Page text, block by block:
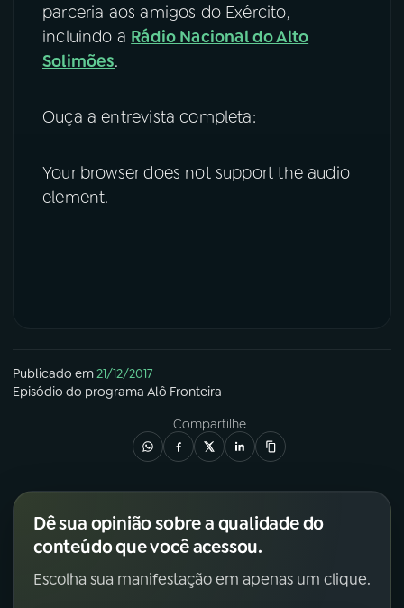
parceria aos amigos do Exército,
incluindo a Rádio Nacional do Alto
Solimões.
Ouça a entrevista completa:
Your browser does not support the audio
element.
Publicado em21/12/2017
Episódio do programa Alô Fronteira
Compartilhe
Dê sua opinião sobre a qualidade do
conteúdo que você acessou.
Escolha sua manifestação em apenas um clique.